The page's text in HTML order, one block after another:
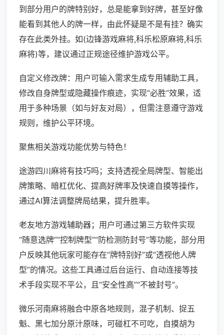
到部分用户的牌特别好，总是能拿到好牌，甚至好像
能看到其他人的牌一样，由此怀疑是不是有挂？确实
存在此类外挂。如(边锋游戏麻将,科乐松原麻将,科乐
麻将)等，建议通过正规途径维护游戏公平。
自定义修改牌：用户可输入需求生成专用辅助工具，
修改自身牌型或隐藏操作痕迹，实现“必胜”效果，适
用于多种场景（如与好友对局），但需注意遵守游戏
规则，维护公平环境。
聚焦相关游戏功能优势与特色！
途游四川麻将有技巧吗；支持透视全局牌型、智能出
牌策略、暗杠优化、提高好牌率及快速自摸等操作，
通过AI算法调整牌局结果，提升胜率。
老友地方游戏辅助器；用户可通过第三方软件实现
“随意选牌”“控制牌型”“防检测防封号”等功能，部分用
户反映其他玩家可能存在“牌特别好”或“透视他人牌
型”的情况。这些工具通过后台运行、自动连接等技
术手段实现不平公，且“安全性高”“不被封号”。
微乐河南麻将融合中原各地规则，混子机制、捉五
魁、黑七加分原汁原味，可碰杠不可吃，自摸胡为